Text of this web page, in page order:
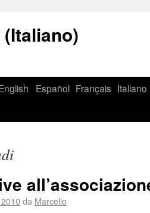
Español Français Italiano
da Marcello